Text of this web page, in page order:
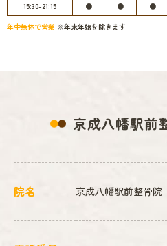
15:30-21:15
● ● ●
年中無休で営業 ※年末年始を除きます
京成八幡駅前
院名 京成八幡駅前整骨院